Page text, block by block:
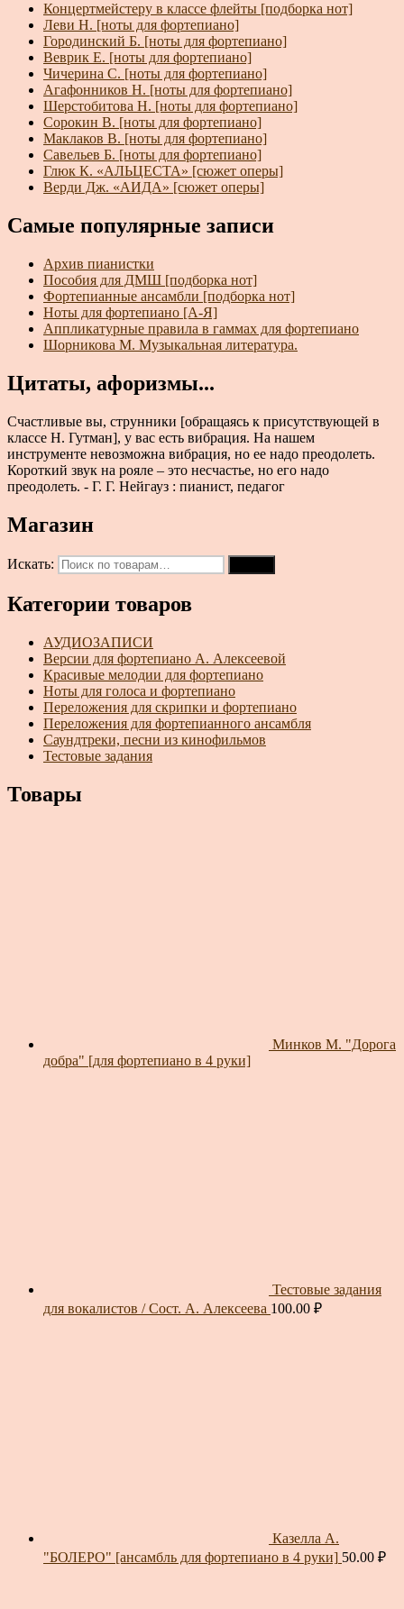
Концертмейстеру в классе флейты [подборка нот]
Леви Н. [ноты для фортепиано]
Городинский Б. [ноты для фортепиано]
Веврик Е. [ноты для фортепиано]
Чичерина С. [ноты для фортепиано]
Агафонников Н. [ноты для фортепиано]
Шерстобитова Н. [ноты для фортепиано]
Сорокин В. [ноты для фортепиано]
Маклаков В. [ноты для фортепиано]
Савельев Б. [ноты для фортепиано]
Глюк К. «АЛЬЦЕСТА» [сюжет оперы]
Верди Дж. «АИДА» [сюжет оперы]
Самые популярные записи
Архив пианистки
Пособия для ДМШ [подборка нот]
Фортепианные ансамбли [подборка нот]
Ноты для фортепиано [А-Я]
Аппликатурные правила в гаммах для фортепиано
Шорникова М. Музыкальная литература.
Цитаты, афоризмы...
Счастливые вы, струнники [обращаясь к присутствующей в
классе Н. Гутман], у вас есть вибрация. На нашем
инструменте невозможна вибрация, но ее надо преодолеть.
Короткий звук на рояле – это несчастье, но его надо
преодолеть. - Г. Г. Нейгауз : пианист, педагог
Магазин
Искать:
Категории товаров
АУДИОЗАПИСИ
Версии для фортепиано А. Алексеевой
Красивые мелодии для фортепиано
Ноты для голоса и фортепиано
Переложения для скрипки и фортепиано
Переложения для фортепианного ансамбля
Саундтреки, песни из кинофильмов
Тестовые задания
Товары
Минков М. "Дорога
добра" [для фортепиано в 4 руки]
Тестовые задания
для вокалистов / Сост. А. Алексеева 100.00 ₽
Казелла А.
"БОЛЕРО" [ансамбль для фортепиано в 4 руки] 50.00 ₽